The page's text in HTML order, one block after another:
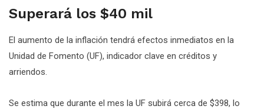
Superará los $40 mil
El aumento de la inflación tendrá efectos inmediatos en la
Unidad de Fomento (UF), indicador clave en créditos y
arriendos.
Se estima que durante el mes la UF subirá cerca de $398, lo